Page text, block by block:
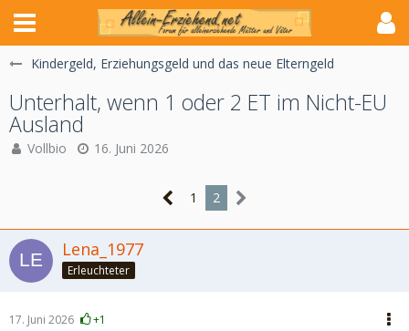
Kindergeld, Erziehungsgeld und das neue Elterngeld
Unterhalt, wenn 1 oder 2 ET im Nicht-EU
Ausland
Vollbio 16. Juni 2026
1 2
Lena_1977
Erleuchteter
17. Juni 2026 +1